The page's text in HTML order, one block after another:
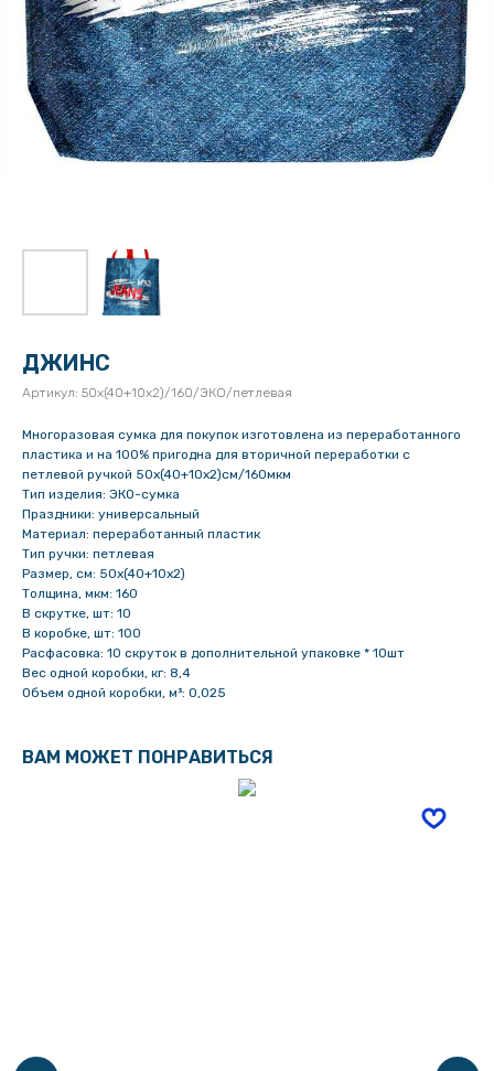
ДЖИНС
Артикул: 50х(40+10х2)/160/ЭКО/петлевая
Многоразовая сумка для покупок изготовлена из переработанного
пластика и на 100% пригодна для вторичной переработки с
петлевой ручкой 50х(40+10х2)см/160мкм
Тип изделия: ЭКО-сумка
Праздники: универсальный
Материал: переработанный пластик
Тип ручки: петлевая
Размер, см: 50х(40+10х2)
Толщина, мкм: 160
В скрутке, шт: 10
В коробке, шт: 100
Расфасовка: 10 скруток в дополнительной упаковке * 10шт
Вес одной коробки, кг: 8,4
Объем одной коробки, м³: 0,025
ВАМ МОЖЕТ ПОНРАВИТЬСЯ